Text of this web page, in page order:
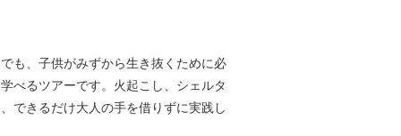
も、 子供がみずから生き抜くために必
べるツアーです。火起こし、シェルタ
できるだけ大人の手を借りずに実践し